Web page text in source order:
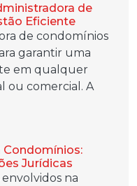
de
Eficiente
de condomínios
garantir uma
em qualquer
ou comercial. A
Condomínios:
Jurídicas
na